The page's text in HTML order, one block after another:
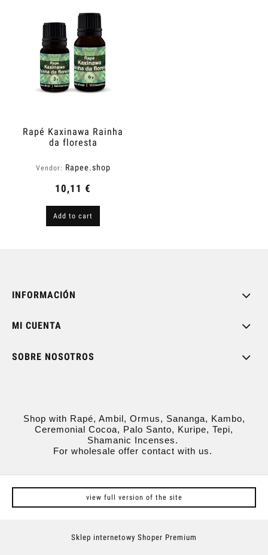
Rapé Kaxinawa Rainha
da floresta
Vendor: Rapee.shop
10,11 €
Add to cart
INFORMACIÓN
MI CUENTA
SOBRE NOSOTROS
Shop with Rapé, Ambil, Ormus, Sananga, Kambo,
Ceremonial Cocoa, Palo Santo, Kuripe, Tepi,
Shamanic Incenses.
For wholesale offer contact with us.
view full version of the site
Sklep internetowy Shoper Premium